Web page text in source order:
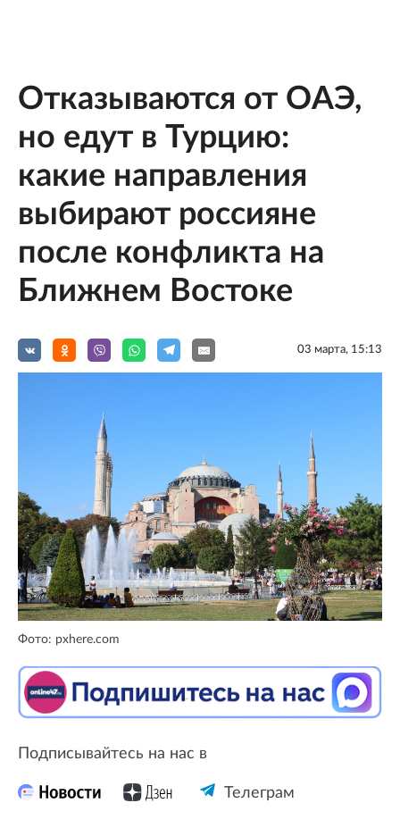
Отказываются от ОАЭ,
но едут в Турцию:
какие направления
выбирают россияне
после конфликта на
Ближнем Востоке
03 мартa, 15:13
Фото: pxhere.com
Подписывайтесь на нас в
Телеграм